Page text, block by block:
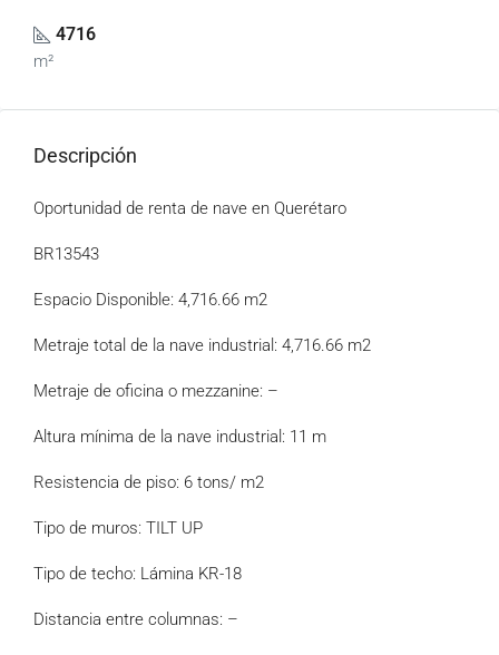
4716
m²
Descripción
Oportunidad de renta de nave en Querétaro
BR13543
Espacio Disponible: 4,716.66 m2
Metraje total de la nave industrial: 4,716.66 m2
Metraje de oficina o mezzanine: –
Altura mínima de la nave industrial: 11 m
Resistencia de piso: 6 tons/ m2
Tipo de muros: TILT UP
Tipo de techo: Lámina KR-18
Distancia entre columnas: –